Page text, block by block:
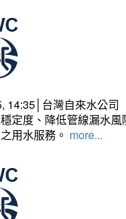
14:35│台灣自來水公司
定度、降低管線漏水
用水服務。 more...